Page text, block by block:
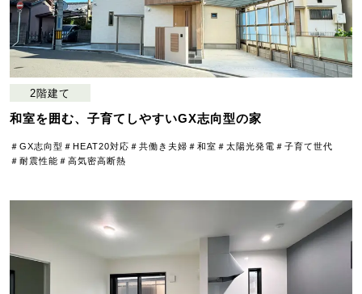
2階建て
和室を囲む、子育てしやすいGX志向型の家
＃GX志向型 ＃HEAT20対応 ＃共働き夫婦 ＃和室 ＃太陽光発電 ＃子育て世代
＃耐震性能 ＃高気密高断熱